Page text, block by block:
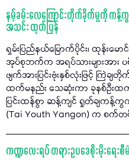
နမ့်ခမ်းလေကြောင်းတိုက်ခိုက်မှုကို ကန့်ကွ
အသင်း ထုတ်ပြန်
ရှမ်းပြည်နယ်မြောက်ပိုင်း၊ ထုန်းမေ
အုပ်စုဘက်က အရပ်သားများအာ
ဖျက်အားပြင်းဗုံးနှစ်လုံးဖြင့် ကြဲ
ထက်မနည်း သေဆုံးကာ ခုနစ်ဦး
ပြင်းထန်စွာ ဆန့်ကျင် ရှုတ်ချကန့်ကွ
(Tai Youth Yangon) က စ
ကဏ္ဍလေးရပ် တရားဥပဒေစိုးမိုးရေးစီ